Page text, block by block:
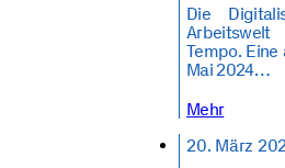
Die
Tempo.
Mai 2024…
Mehr
20. März